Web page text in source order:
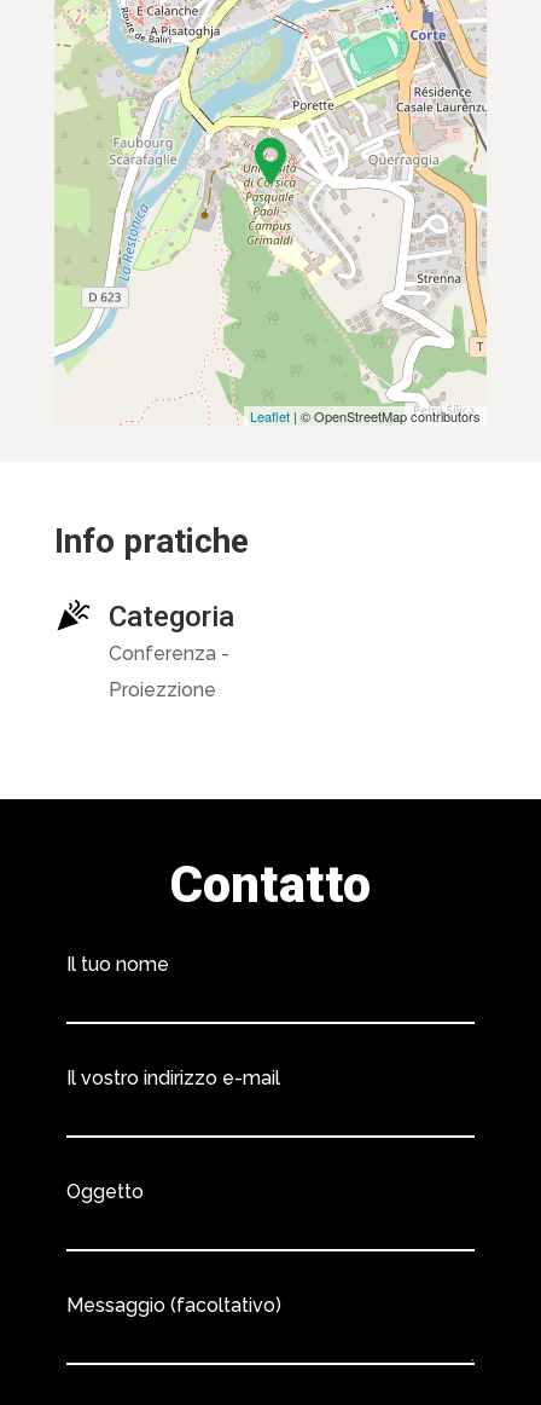
Leaflet | © OpenStreetMap contributors
Info pratiche
Categoria
Conferenza -
Proiezzione
Contatto
Il tuo nome
Il vostro indirizzo e-mail
Oggetto
Messaggio (facoltativo)